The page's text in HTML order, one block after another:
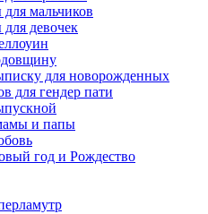
мальчиков
девочек
для новорожденных
для гендер пати
и папы
год и Рождество